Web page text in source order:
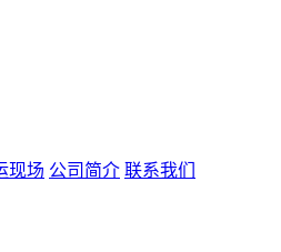
现场 公司简介 联系我们